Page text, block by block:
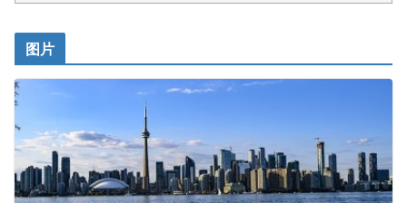
开明车行KS CAR SALES & SERVICE
健健宝公司
皇后金融集团
正点印艺设计
图片